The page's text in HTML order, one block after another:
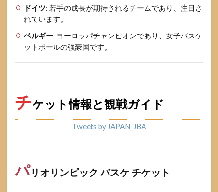
ドイツ: 若手の成長が期待されるチームであり、注目さ
れています。
ベルギー: ヨーロッパチャンピオンであり、女子バスケ
ットボールの強豪国です。
チケット情報と観戦ガイド
Tweets by JAPAN_JBA
パリオリンピック バスケ チケット